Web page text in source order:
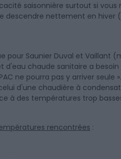
saisonnière surtout si vous
descendre nettement en hiver
pour Saunier Duval et Vaillant
chaude sanitaire a besoin
ne pourra pas y arriver seule
d'une chaudière à
à des températures trop
rencontrées :